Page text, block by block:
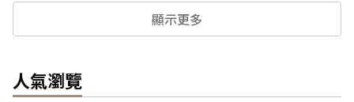
顯示更多
人氣瀏覽